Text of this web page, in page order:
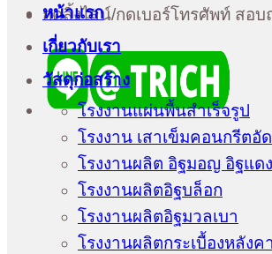
กดลิ้งไลน์/กดเบอร์โทรศัพท์ สอบ
หน้าแรก
เกี่ยวกับเรา
วัสดุก่อสร้าง
โรงงานแผ่นพื้นสำเร็จรูป
โรงงาน เสาเข็มคอนกรีตอั
โรงงานผลิต อิฐมอญ อิฐแดง
โรงงานผลิตอิฐบล็อก
โรงงานผลิตอิฐมวลเบา
โรงงานผลิตกระเบื้องหลังคา